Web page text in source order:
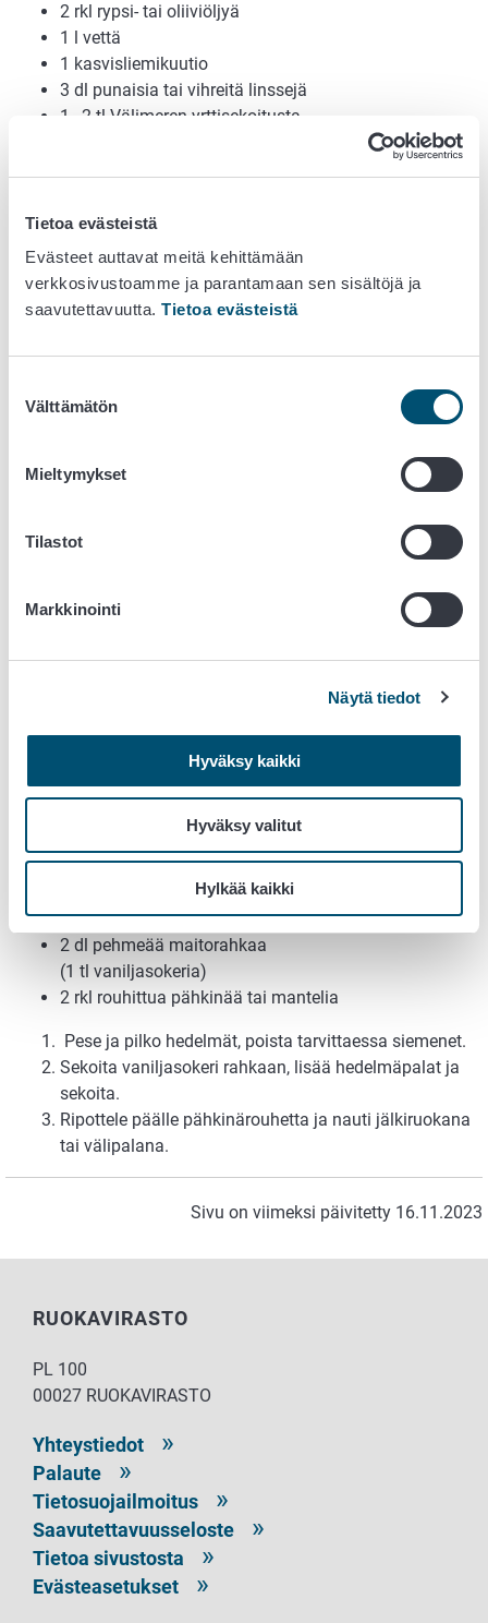
Tietoa evästeistä
Evästeet auttavat meitä kehittämään
verkkosivustoamme ja parantamaan sen sisältöjä ja
saavutettavuutta. Tietoa evästeistä
valinta
Välttämätön
Mieltymykset
Tilastot
Markkinointi
Näytä tiedot
Hyväksy kaikki
Hyväksy valitut
Hylkää kaikki
2 rkl rypsi- tai oliiviöljyä
1 l vettä
1 kasvisliemikuutio
3 dl punaisia tai vihreitä linssejä
1–2 tl Välimeren yrttisekoitusta
Päälle:
4 viipaletta kaurapaahtoleipää
2 rkl oliiviöljyä
Pilko myös lehtiselleri.
hetki sekoitellen. Lisää myös muut kasvikset.
Lisää vesi, kasvisliemi, linssit, yrttisekoitus sekä
Kaada papusekoitus siivilään ja valuta neste pois.
lämmöllä puolisen tuntia. Keitto saa vähän saostua,
Paahda leipäviipaleet ja leikkaa kuutioiksi. Kun
annostelet keittoa lautaselle, lisää leipäkuutioita ja
nauttia keiton hyvän täysjyväleivän kanssa. Vähän
kuivahtanut leipä on paahdettuna ja kuutioituna mukava
lisäke keittojen ja myös salaattien päälle.
Hedelmärahka
2 annosta
2 nektariinia tai persikkaa tai 150 g viinirypäleitä
1 omena tai päärynä
2 dl pehmeää maitorahkaa
(1 tl vaniljasokeria)
2 rkl rouhittua pähkinää tai mantelia
Pese ja pilko hedelmät, poista tarvittaessa siemenet.
Sekoita vaniljasokeri rahkaan, lisää hedelmäpalat ja
sekoita.
Ripottele päälle pähkinärouhetta ja nauti jälkiruokana
tai välipalana.
Sivu on viimeksi päivitetty 16.11.2023
RUOKAVIRASTO
PL 100
00027 RUOKAVIRASTO
Yhteystiedot
Palaute
Tietosuojailmoitus
Saavutettavuusseloste
Tietoa sivustosta
Evästeasetukset